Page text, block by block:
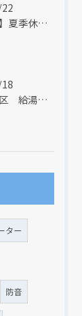
【お知らせ】夏季休業日のお知らせ【２０２６年】
大阪市中央区 給湯器のリモコンが無くても、リモコンを設置する方法はあります
ター
防音
ます
ます